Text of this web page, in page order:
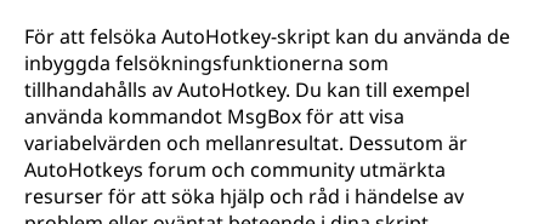
För att felsöka AutoHotkey-skript kan du använda de
inbyggda felsökningsfunktionerna som
tillhandahålls av AutoHotkey. Du kan till exempel
använda kommandot MsgBox för att visa
variabelvärden och mellanresultat. Dessutom är
AutoHotkeys forum och community utmärkta
resurser för att söka hjälp och råd i händelse av